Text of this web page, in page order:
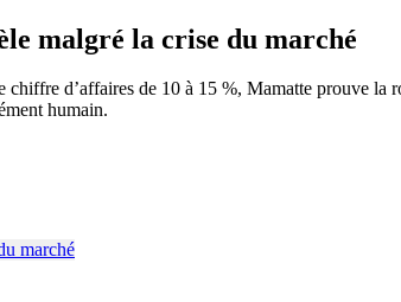
malgré la crise du marché
d’affaires de 10 à 15 %, Mamatte prouve
humain.